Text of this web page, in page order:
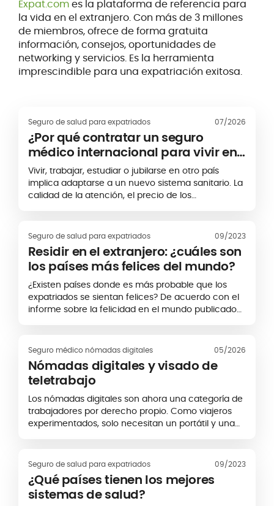
Expat.comes la plataforma de referencia para
la vida en el extranjero. Con más de 3 millones
de miembros, ofrece de forma gratuita
información, consejos, oportunidades de
networking y servicios. Es la herramienta
imprescindible para una expatriación exitosa.
Seguro de salud para expatriados 07/2026
¿Por qué contratar un seguro
médico internacional para vivir en
el extranjero?
Vivir, trabajar, estudiar o jubilarse en otro país
implica adaptarse a un nuevo sistema sanitario. La
calidad de la atención, el precio de los
considerablemente de un destino a otro. Contratar
un seguro médico internacional permite proteger
tu salud y controlar mejor tus gastos médicos
durante tu estancia en el extranjero.
Seguro de salud para expatriados 09/2023
Residir en el extranjero: ¿cuáles son
los países más felices del mundo?
¿Existen países donde es más probable que los
expatriados se sientan felices? De acuerdo con el
informe sobre la felicidad en el mundo publicado
Seguro médico nómadas digitales 05/2026
Nómadas digitales y visado de
teletrabajo
Los nómadas digitales son ahora una categoría de
trabajadores por derecho propio. Como viajeros
experimentados, solo necesitan un portátil y una
Seguro de salud para expatriados 09/2023
¿Qué países tienen los mejores
sistemas de salud?